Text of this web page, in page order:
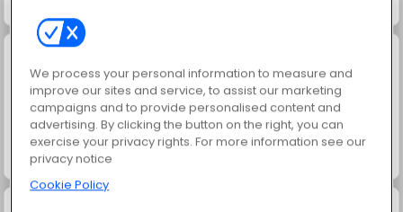
Scala 40
We process your personal information to measure and
improve our sites and service, to assist our marketing
campaigns and to provide personalised content and
advertising. By clicking the button on the right, you can
exercise your privacy rights. For more information see our
privacy notice
Cookie Policy